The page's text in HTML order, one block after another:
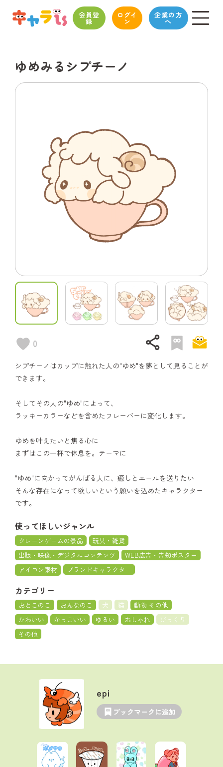
会員登
録
ログイ
ン
企業の方
へ
ゆめみるシプチーノ
0 share
シプチーノはカップに触れた人の"ゆめ"を夢として見ることが
できます。
そしてその人の"ゆめ"によって、
ラッキーカラーなどを含めたフレーバーに変化します。
ゆめを叶えたいと焦る心に
まずはこの一杯で休息を。テーマに
"ゆめ"に向かってがんばる人に、癒しとエールを送りたい
そんな存在になって欲しいという願いを込めたキャラクター
です。
使ってほしいジャンル
クレーンゲームの景品
玩具・雑貨
出版・映像・デジタルコンテンツ
WEB広告・告知ポスター
アイコン素材
ブランドキャラクター
カテゴリー
おとこのこ おんなのこ 犬 猫
動物 その他
かわいい
かっこいい ゆるい おしゃれ
びっくり
その他
epi
ブックマークに追加